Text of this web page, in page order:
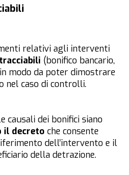
relativi agli interventi
(bonifico bancario,
modo da poter dimostrare
nel caso di controlli.
causali dei bonifici siano
il decreto che consente
dell’intervento e il
della detrazione.